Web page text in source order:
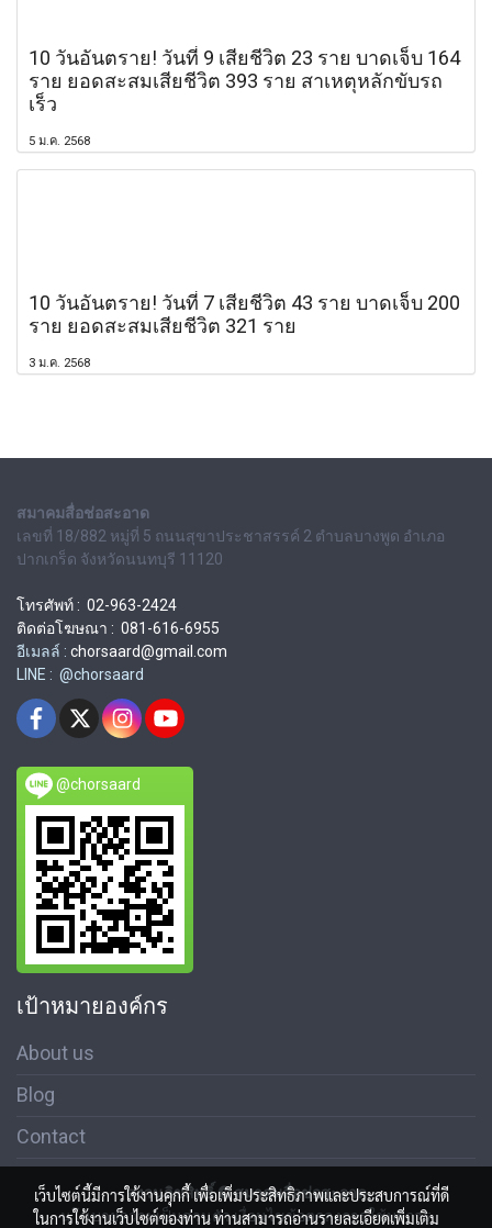
10 วันอันตราย! วันที่ 9 เสียชีวิต 23 ราย บาดเจ็บ 164
ราย ยอดสะสมเสียชีวิต 393 ราย สาเหตุหลักขับรถ
เร็ว
5 ม.ค. 2568
10 วันอันตราย! วันที่ 7 เสียชีวิต 43 ราย บาดเจ็บ 200
ราย ยอดสะสมเสียชีวิต 321 ราย
3 ม.ค. 2568
สมาคมสื่อช่อสะอาด
เลขที่ 18/882 หมู่ที่ 5 ถนนสุขาประชาสรรค์ 2 ตำบลบางพูด อำเภอ
ปากเกร็ด จังหวัดนนทบุรี 11120
โทรศัพท์ : 02-963-2424
ติดต่อโฆษณา : 081-616-6955
อีเมลล์ : chorsaard@gmail.com
LINE : @chorsaard
@chorsaard
เป้าหมายองค์กร
About us
Blog
Contact
สงวนลิขสิทธิ์ © สมาคมสื่อช่อสะอาด
นโนบายความเป็นส่วนตัว เงื่อนไขข้อตกลงการใช้บริการ
เว็บไซต์นี้มีการใช้งานคุกกี้ เพื่อเพิ่มประสิทธิภาพและประสบการณ์ที่ดี
ในการใช้งานเว็บไซต์ของท่าน ท่านสามารถอ่านรายละเอียดเพิ่มเติม